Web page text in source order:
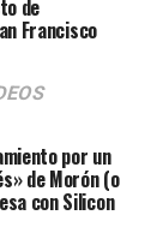
de
Francisco
por un
de Morón (o
con Silicon